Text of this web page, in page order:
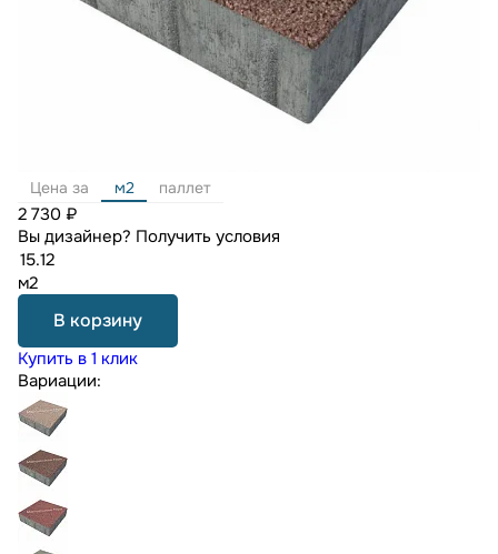
Цена за м2 паллет
2 730 ₽
Вы дизайнер? Получить условия
м2
В корзину
Купить в 1 клик
Вариации: